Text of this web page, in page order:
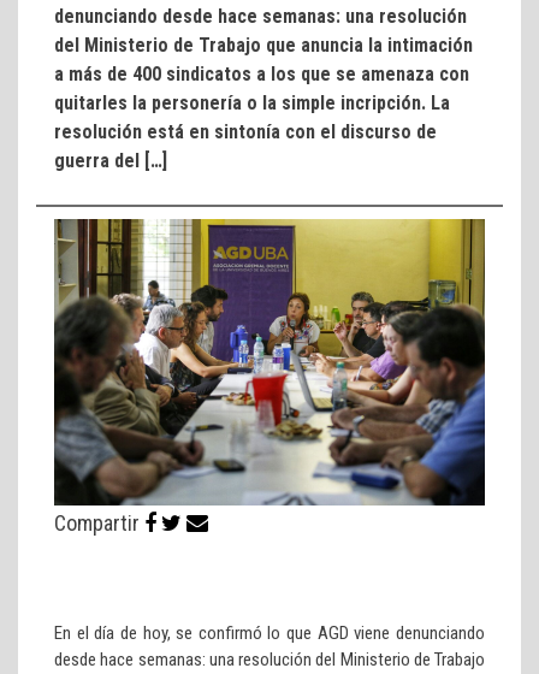
denunciando desde hace semanas: una resolución
del Ministerio de Trabajo que anuncia la intimación
a más de 400 sindicatos a los que se amenaza con
quitarles la personería o la simple incripción. La
resolución está en sintonía con el discurso de
guerra del […]
Compartir
En el día de hoy, se confirmó lo que AGD viene denunciando
desde hace semanas: una resolución del Ministerio de Trabajo